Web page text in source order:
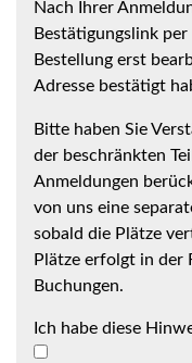
Nach Ihrer
Bestätigungslink
Bestellung erst
Adresse bestätigt
Bitte haben Sie
der beschränkten
Anmeldungen
von uns eine
sobald die Plätze
Plätze erfolgt in der
Buchungen.
Ich habe diese